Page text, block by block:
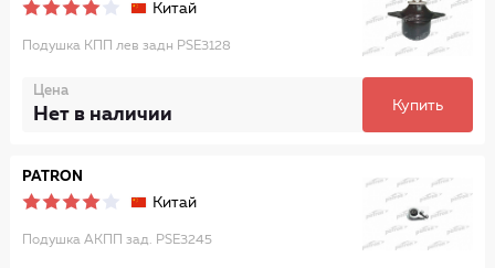
Китай
Подушка КПП лев задн PSE3128
Цена
Нет в наличии Купить
PATRON
Китай
Подушка АКПП зад. PSE3245